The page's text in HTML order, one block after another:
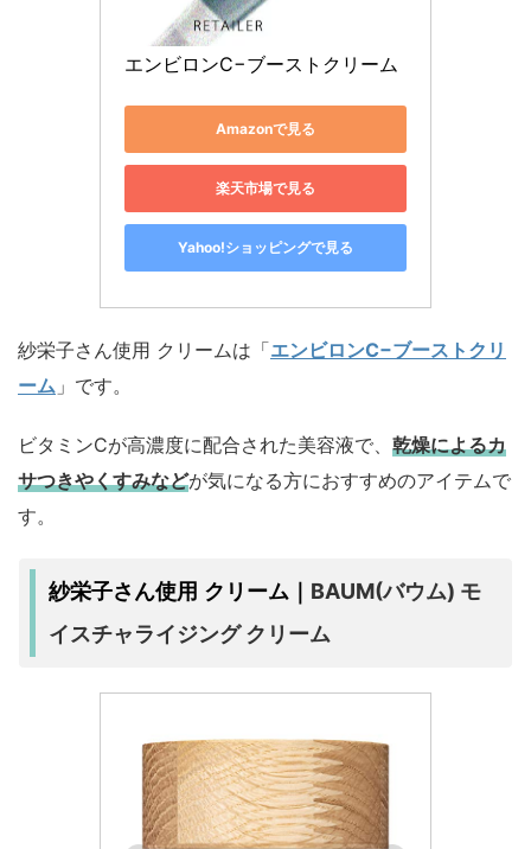
エンビロンC−ブーストクリーム
Amazonで見る
楽天市場で見る
Yahoo!ショッピングで見る
紗栄子さん使用 クリームは「エンビロンC−ブーストクリ
ーム 」です。
ビタミンCが高濃度に配合された美容液で、 乾燥によるカ
サつきやくすみなどが気になる方におすすめのアイテムで
す。
紗栄子さん使用 クリーム｜ BAUM(バウム) モ
イスチャライジング クリーム